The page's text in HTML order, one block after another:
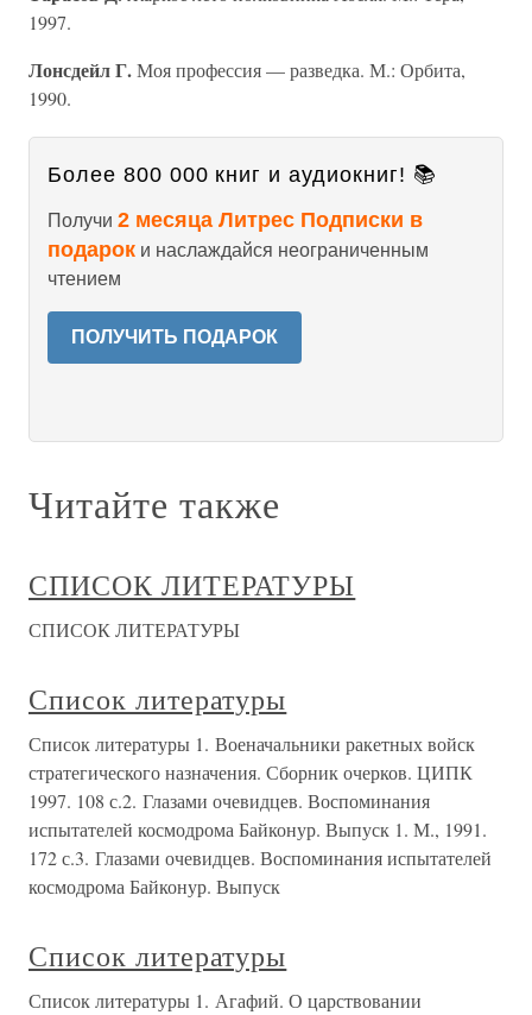
1997.
Лонсдейл Г.Моя профессия — разведка. М.: Орбита,
1990.
Более 800 000 книг и аудиокниг! 📚
Получи 2 месяца Литрес Подписки в
подарок и наслаждайся неограниченным
чтением
ПОЛУЧИТЬ ПОДАРОК
Читайте также
СПИСОК ЛИТЕРАТУРЫ
СПИСОК ЛИТЕРАТУРЫ
Список литературы
Список литературы 1. Военачальники ракетных войск
стратегического назначения. Сборник очерков. ЦИПК
1997. 108 с.2. Глазами очевидцев. Воспоминания
испытателей космодрома Байконур. Выпуск 1. М., 1991.
172 с.3. Глазами очевидцев. Воспоминания испытателей
космодрома Байконур. Выпуск
Список литературы
Список литературы 1. Агафий. О царствовании